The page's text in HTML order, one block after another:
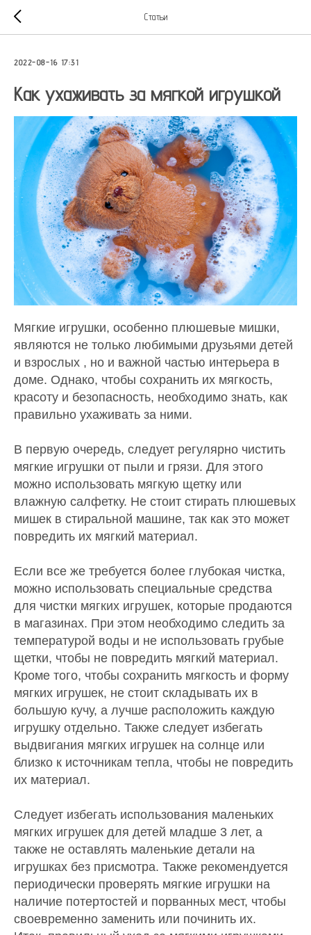
Статьи
2022-08-16 17:31
Как ухаживать за мягкой игрушкой
Мягкие игрушки, особенно плюшевые мишки,
являются не только любимыми друзьями детей
и взрослых , но и важной частью интерьера в
доме. Однако, чтобы сохранить их мягкость,
красоту и безопасность, необходимо знать, как
правильно ухаживать за ними.
В первую очередь, следует регулярно чистить
мягкие игрушки от пыли и грязи. Для этого
можно использовать мягкую щетку или
влажную салфетку. Не стоит стирать плюшевых
мишек в стиральной машине, так как это может
повредить их мягкий материал.
Если все же требуется более глубокая чистка,
можно использовать специальные средства
для чистки мягких игрушек, которые продаются
в магазинах. При этом необходимо следить за
температурой воды и не использовать грубые
щетки, чтобы не повредить мягкий материал.
Кроме того, чтобы сохранить мягкость и форму
мягких игрушек, не стоит складывать их в
большую кучу, а лучше расположить каждую
игрушку отдельно. Также следует избегать
выдвигания мягких игрушек на солнце или
близко к источникам тепла, чтобы не повредить
их материал.
Следует избегать использования маленьких
мягких игрушек для детей младше 3 лет, а
также не оставлять маленькие детали на
игрушках без присмотра. Также рекомендуется
периодически проверять мягкие игрушки на
наличие потертостей и порванных мест, чтобы
своевременно заменить или починить их.